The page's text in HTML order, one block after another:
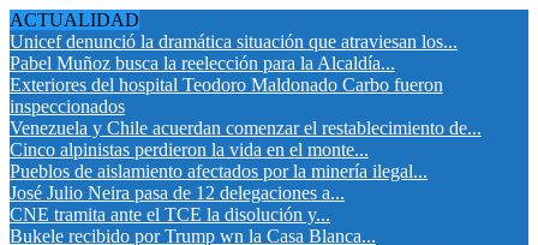
ACTUALIDAD
Unicef denunció la dramática situación que atraviesan los...
Pabel Muñoz busca la reelección para la Alcaldía...
Exteriores del hospital Teodoro Maldonado Carbo fueron
inspeccionados
Venezuela y Chile acuerdan comenzar el restablecimiento de...
Cinco alpinistas perdieron la vida en el monte...
Pueblos de aislamiento afectados por la minería ilegal...
José Julio Neira pasa de 12 delegaciones a...
CNE tramita ante el TCE la disolución y...
Bukele recibido por Trump wn la Casa Blanca...